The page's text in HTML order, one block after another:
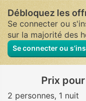
Douchette bidet
Débloquez les
Se connecter ou
sur la majorité des
Se connecter ou
Prix
2 personnes 1 nuit